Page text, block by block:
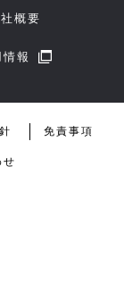
概要
報
免責事項
せ